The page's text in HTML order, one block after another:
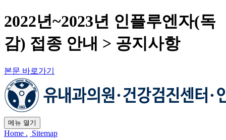
2022년~2023년 인플루엔자(독
감) 접종 안내 > 공지사항
본문 바로가기
메뉴 열기
Home . Sitemap